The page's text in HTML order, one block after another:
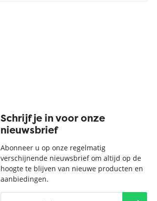
Schrijf je in voor onze
nieuwsbrief
Abonneer u op onze regelmatig
verschijnende nieuwsbrief om altijd op de
hoogte te blijven van nieuwe producten en
aanbiedingen.